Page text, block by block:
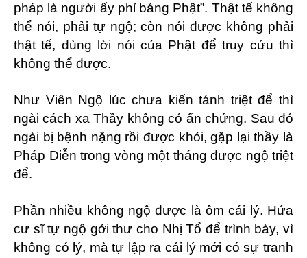
pháp là người ấy phỉ báng Phật”. Thật tế không
thể nói, phải tự ngộ; còn nói được không phải
thật tế, dùng lời nói của Phật để truy cứu thì
không thể được.
Như Viên Ngộ lúc chưa kiến tánh triệt để thì
ngài cách xa Thầy không có ấn chứng. Sau đó
ngài bị bệnh nặng rồi được khỏi, gặp lại thầy là
Pháp Diễn trong vòng một tháng được ngộ triệt
để.
Phần nhiều không ngộ được là ôm cái lý. Hứa
cư sĩ tự ngộ gởi thư cho Nhị Tổ để trình bày, vì
không có lý, mà tự lập ra cái lý mới có sự tranh